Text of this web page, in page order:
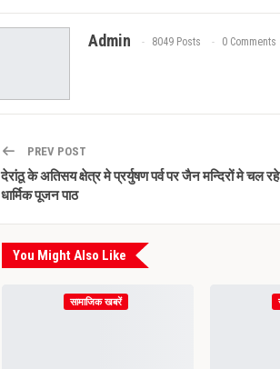
Admin 8049 Posts 0 Comments
PREV POST
देरांठू के अतिसय क्षेत्र मे प्रर्युषण पर्व पर जैन मन्दिरों मे चल रहे
धार्मिक पूजन पाठ
You Might Also Like
सामाजिक खबरें